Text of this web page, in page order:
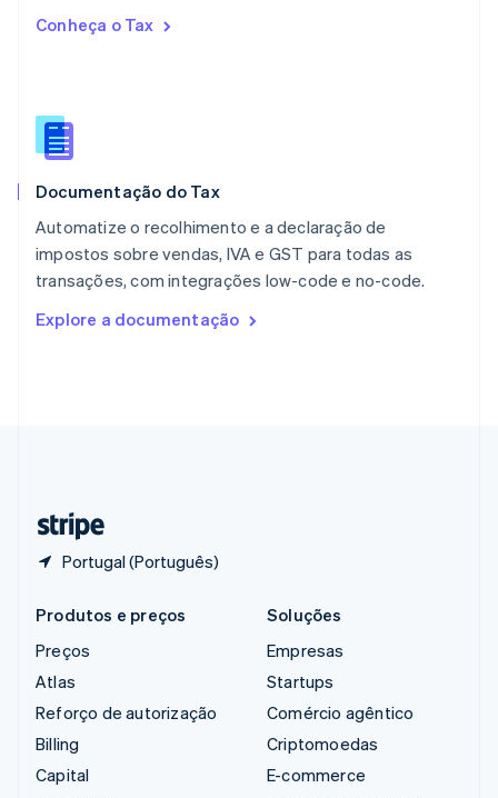
Conheça o Tax
Documentação do Tax
Automatize o recolhimento e a declaração de
impostos sobre vendas, IVA e GST para todas as
transações, com integrações low-code e no-code.
Explore a documentação
Portugal (Português)
Países Baixos
Portugal
Português
English简体中文
Reino Unido
República Tcheca
English
English
Produtos e preços
Preços
Atlas
Reforço de autorização
Billing
Capital
Soluções
Empresas
Startups
Comércio agêntico
Criptomoedas
E-commerce